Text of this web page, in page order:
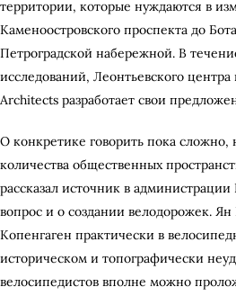
территории, которые нуждаются в
Каменоостровского проспекта до
Петроградской набережной. В
исследований, Леонтьевского
Architects разработает свои
О конкретике говорить пока сложно,
количества общественных
рассказал источник в
вопрос и о создании велодорожек. Ян
Копенгаген практически в
историческом и топографически
велосипедистов вполне можно